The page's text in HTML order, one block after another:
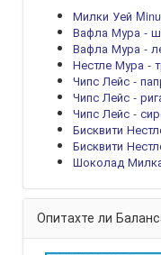
Милки Уей
Вафла Мура -
Вафла Мура -
Нестле Мура -
Чипс Лейс -
Чипс Лейс -
Чипс Лейс -
Бисквити
Бисквити
Шоколад
Опитахте ли